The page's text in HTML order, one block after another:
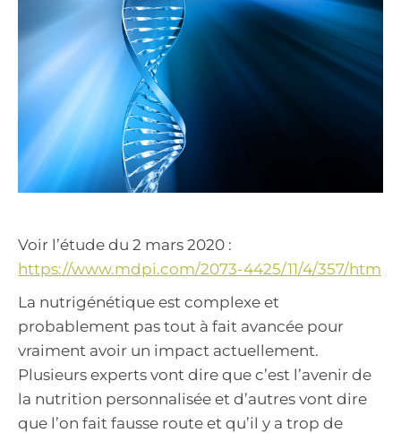
Voir l’étude du 2 mars 2020 :
https://www.mdpi.com/2073-4425/11/4/357/htm
La nutrigénétique est complexe et
probablement pas tout à fait avancée pour
vraiment avoir un impact actuellement.
Plusieurs experts vont dire que c’est l’avenir de
la nutrition personnalisée et d’autres vont dire
que l’on fait fausse route et qu’il y a trop de